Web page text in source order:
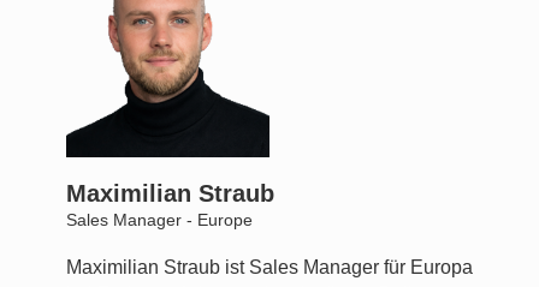
Maximilian Straub
Sales Manager - Europe
Maximilian Straub ist Sales Manager für Europa